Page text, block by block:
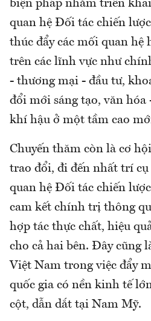
biện pháp nhằm triển
quan hệ Đối tác chiến
thúc đẩy các mối quan hệ
trên các lĩnh vực như
- thương mại - đầu tư,
đổi mới sáng tạo, văn hóa
khí hậu ở một tầm cao
Chuyến thăm còn là cơ
trao đổi, đi đến nhất trí
quan hệ Đối tác chiến
cam kết chính trị thông
hợp tác thực chất, hiệu
cho cả hai bên. Đây cũng
Việt Nam trong việc đẩy
quốc gia có nền kinh tế
cột, dẫn dắt tại Nam Mỹ.